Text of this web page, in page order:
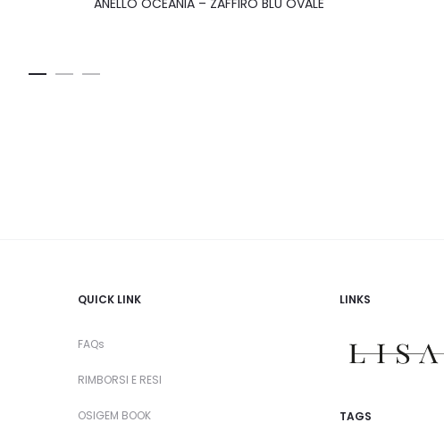
QUICK LINK
FAQs
RIMBORSI E RESI
OSIGEM BOOK
LINKS
TAGS